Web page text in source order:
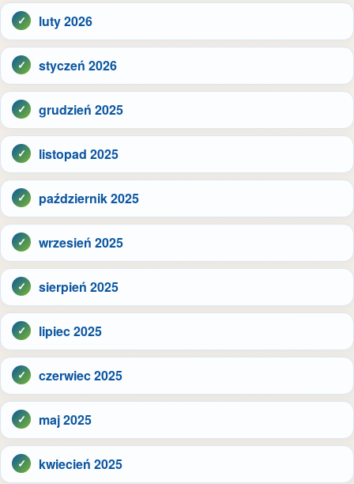
luty 2026
styczeń 2026
grudzień 2025
listopad 2025
październik 2025
wrzesień 2025
sierpień 2025
lipiec 2025
czerwiec 2025
maj 2025
kwiecień 2025